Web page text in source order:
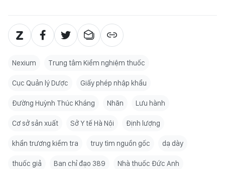
Nexium Trung tâm Kiểm nghiệm thuốc
Cục Quản lý Dược Giấy phép nhập khẩu
Đường Huỳnh Thúc Kháng Nhãn Lưu hành
Cơ sở sản xuất Sở Y tế Hà Nội Định lượng
khẩn trương kiểm tra truy tìm nguồn gốc dạ dày
thuốc giả Ban chỉ đạo 389 Nhà thuốc Đức Anh